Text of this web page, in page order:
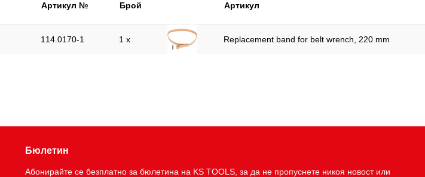
Артикул № Брой Артикул
114.0170-1 1 x Replacement band for belt wrench, 220 mm
Бюлетин
Абонирайте се безплатно за бюлетина на KS TOOLS, за да не пропуснете никоя новост или